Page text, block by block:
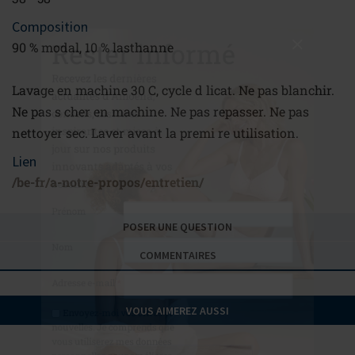
Rester informé
Recevez les dernières
conseils, histoires
inspirantes et mises à
jour sur nos produits
besoins
Adresse e-mail*
Envoyez-moi vos offres et
Composition
90 % modal, 10 % lasthanne
Lavage en machine 30 C, cycle d licat. Ne pas blanchir.
Ne pas s cher en machine. Ne pas repasser. Ne pas
nettoyer sec. Laver avant la premi re utilisation.
Lien
/be-fr/a-notre-propos/entretien/
POSER UNE QUESTION
COMMENTAIRES
VOUS AIMEREZ AUSSI